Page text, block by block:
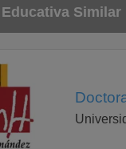
de aguas (11166) (#)
fin de master (11167) (#)
Similar